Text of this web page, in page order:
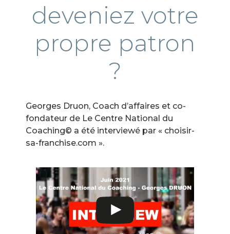
deveniez votre
propre patron
?
Georges Druon, Coach d’affaires et co-
fondateur de Le Centre National du
Coaching© a été interviewé par « choisir-
sa-franchise.com ».